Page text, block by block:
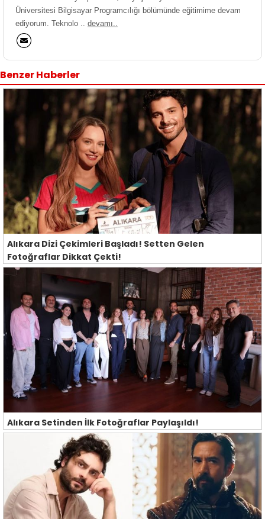
Üniversitesi Bilgisayar Programcılığı bölümünde eğitimime devam
ediyorum. Teknolo .. devamı..
Benzer Haberler
Alıkara Dizi Çekimleri Başladı! Setten Gelen
Fotoğraflar Dikkat Çekti!
Alıkara Setinden İlk Fotoğraflar Paylaşıldı!